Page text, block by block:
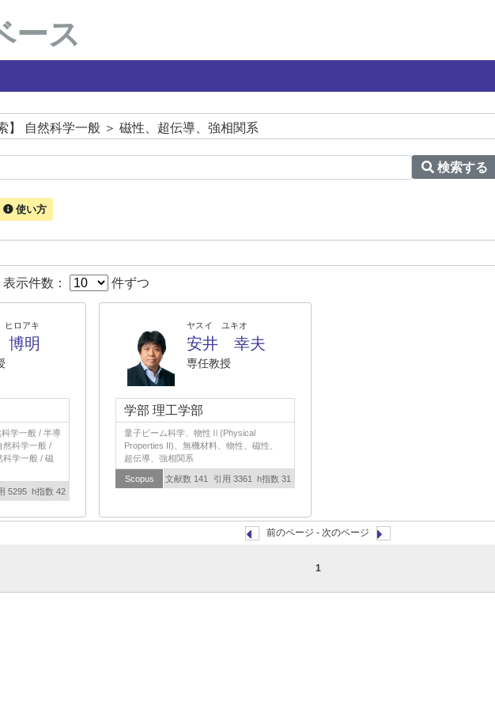
ース
】 自然科学一般 ＞ 磁性、超伝導、強相関系
検索する
使い方
表示件数： 件ずつ
ロアキ
明
学一般 / 半導
然科学一般 /
科学一般 / 磁
5295 h指数 42
ヤスイ ユキオ
安井 幸夫
専任教授
学部 理工学部
量子ビーム科学、物性Ⅱ(Physical
Properties II)、無機材料、物性、磁性、
超伝導、強相関系
Scopus 文献数 141 引用 3361 h指数 31
前のページ - 次のページ
1